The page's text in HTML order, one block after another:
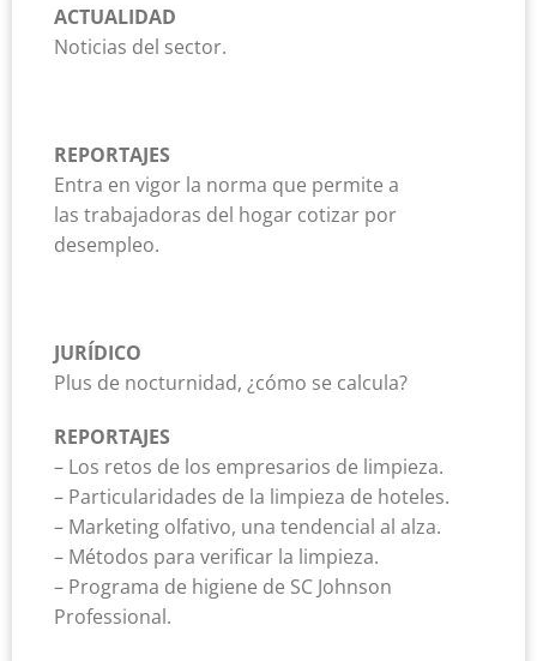
ACTUALIDAD
Noticias del sector.
REPORTAJES
Entra en vigor la norma que permite a
las trabajadoras del hogar cotizar por
desempleo.
JURÍDICO
Plus de nocturnidad, ¿cómo se calcula?
REPORTAJES
– Los retos de los empresarios de limpieza.
– Particularidades de la limpieza de hoteles.
– Marketing olfativo, una tendencial al alza.
– Métodos para verificar la limpieza.
– Programa de higiene de SC Johnson
Professional.